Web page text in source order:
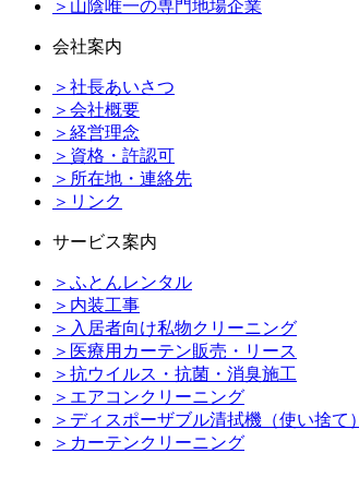
＞山陰唯一の専門地場企業
会社案内
＞社長あいさつ
＞会社概要
＞経営理念
＞資格・許認可
＞所在地・連絡先
＞リンク
サービス案内
＞ふとんレンタル
＞内装工事
＞入居者向け私物クリーニング
＞医療用カーテン販売・リース
＞抗ウイルス・抗菌・消臭施工
＞エアコンクリーニング
＞ディスポーザブル清拭機（使い捨て）
＞カーテンクリーニング